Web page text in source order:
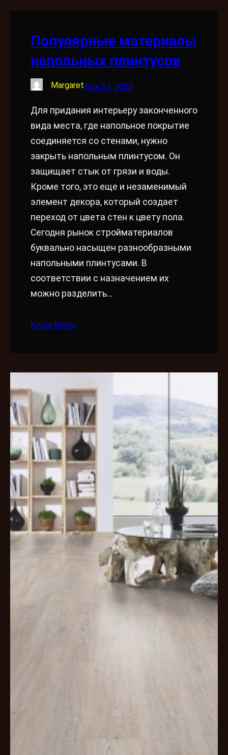
Популярные материалы
напольных плинтусов
MargaretДек 25, 2023
Для придания интерьеру законченного
вида места, где напольное покрытие
соединяется со стенами, нужно
закрыть напольным плинтусом. Он
защищает стык от грязи и воды.
Кроме того, это еще и незаменимый
элемент декора, который создает
переход от цвета стен к цвету пола.
Сегодня рынок стройматериалов
буквально насыщен разнообразными
напольными плинтусами. В
соответствии с назначением их
можно разделить…
Know More